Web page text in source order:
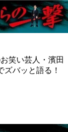
笑い芸人・濱田
バッと語る！